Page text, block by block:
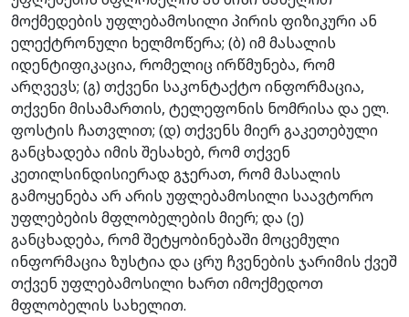
მოქმედების უფლებამოსილი პირის ფიზიკური ან
ელექტრონული ხელმოწერა; (ბ) იმ მასალის
იდენტიფიკაცია, რომელიც ირწმუნება, რომ
არღვევს; (გ) თქვენი საკონტაქტო ინფორმაცია,
თქვენი მისამართის, ტელეფონის ნომრისა და ელ.
ფოსტის ჩათვლით; (დ) თქვენს მიერ გაკეთებული
განცხადება იმის შესახებ, რომ თქვენ
კეთილსინდისიერად გჯერათ, რომ მასალის
გამოყენება არ არის უფლებამოსილი საავტორო
უფლებების მფლობელების მიერ; და (ე)
განცხადება, რომ შეტყობინებაში მოცემული
ინფორმაცია ზუსტია და ცრუ ჩვენების ჯარიმის ქვეშ
თქვენ უფლებამოსილი ხართ იმოქმედოთ
მფლობელის სახელით.